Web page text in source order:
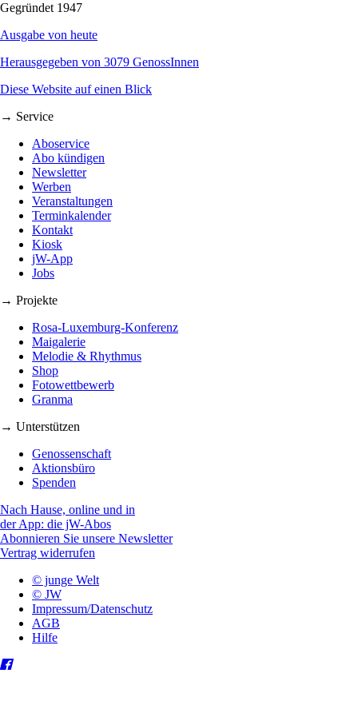
Gegründet 1947
Ausgabe von heute
Herausgegeben von 3079 GenossInnen
Diese Website auf einen Blick
→ Service
Aboservice
Abo kündigen
Newsletter
Werben
Veranstaltungen
Terminkalender
Kontakt
Kiosk
jW-App
Jobs
→ Projekte
Rosa-Luxemburg-Konferenz
Maigalerie
Melodie & Rhythmus
Shop
Fotowettbewerb
Granma
→ Unterstützen
Genossenschaft
Aktionsbüro
Spenden
Nach Hause, online und in
der App: die jW-Abos
Abonnieren Sie unsere Newsletter
Vertrag widerrufen
© junge Welt
© JW
Impressum/Datenschutz
AGB
Hilfe